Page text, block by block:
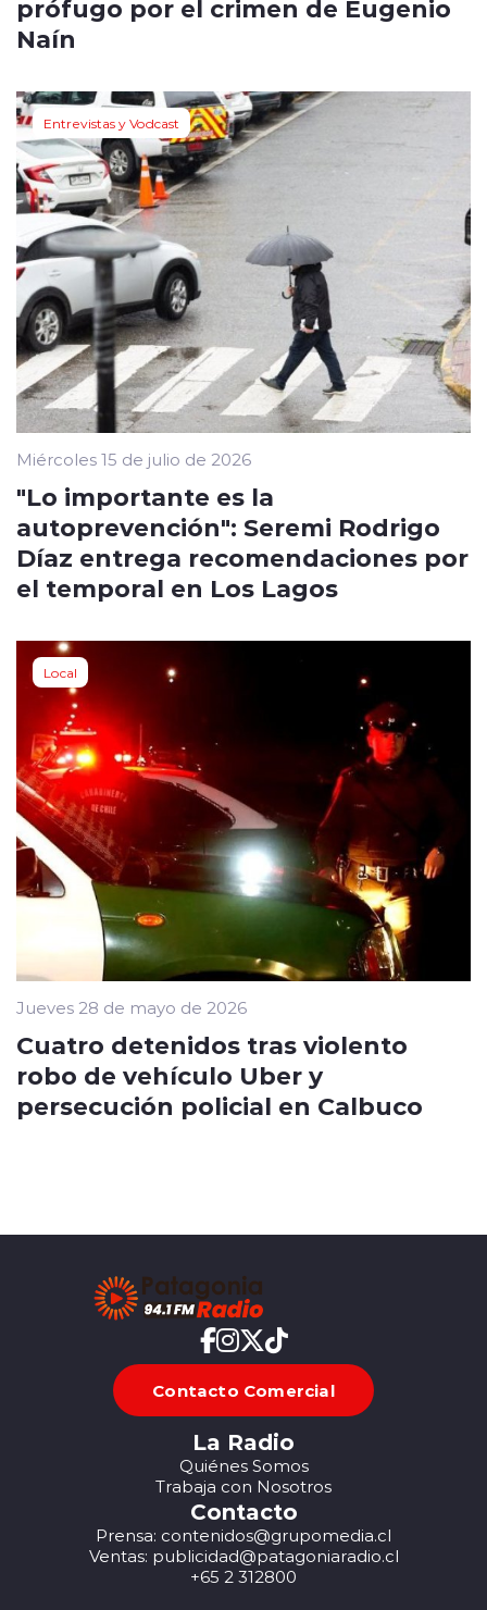
prófugo por el crimen de Eugenio
Naín
Entrevistas y Vodcast
Miércoles 15 de julio de 2026
"Lo importante es la
autoprevención": Seremi Rodrigo
Díaz entrega recomendaciones por
el temporal en Los Lagos
Local
Jueves 28 de mayo de 2026
Cuatro detenidos tras violento
robo de vehículo Uber y
persecución policial en Calbuco
Contacto Comercial
La Radio
Quiénes Somos
Trabaja con Nosotros
Contacto
Prensa: contenidos@grupomedia.cl
Ventas: publicidad@patagoniaradio.cl
+65 2 312800